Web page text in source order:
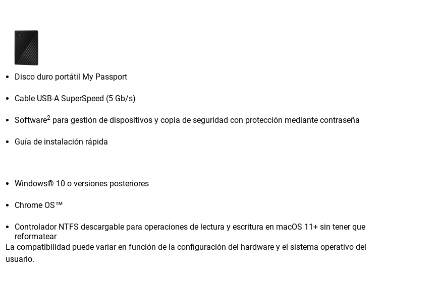
Disco duro portátil My Passport
Cable USB-A SuperSpeed (5 Gb/s)
Software2 para gestión de dispositivos y copia de seguridad con protección mediante contraseña
Guía de instalación rápida
Windows® 10 o versiones posteriores
Chrome OS™
Controlador NTFS descargable para operaciones de lectura y escritura en macOS 11+ sin tener que
reformatear
La compatibilidad puede variar en función de la configuración del hardware y el sistema operativo del
usuario.